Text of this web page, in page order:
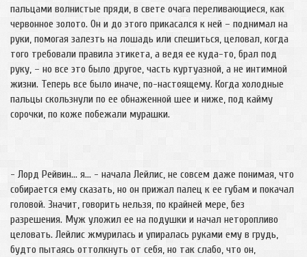
пальцами волнистые пряди, в свете очага переливающиеся, как
червонное золото. Он и до этого прикасался к ней – поднимал на
руки, помогая залезть на лошадь или спешиться, целовал, когда
того требовали правила этикета, а ведя ее куда-то, брал под
руку, – но все это было другое, часть куртуазной, а не интимной
жизни. Теперь все было иначе, по-настоящему. Когда холодные
пальцы скользнули по ее обнаженной шее и ниже, под кайму
сорочки, по коже побежали мурашки.
- Лорд Рейвин… я… - начала Лейлис, не совсем даже понимая, что
собирается ему сказать, но он прижал палец к ее губам и покачал
головой. Значит, говорить нельзя, по крайней мере, без
разрешения. Муж уложил ее на подушки и начал неторопливо
целовать. Лейлис жмурилась и упиралась руками ему в грудь,
будто пытаясь оттолкнуть от себя, но так слабо, что он,